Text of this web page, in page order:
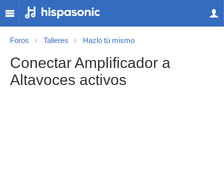
Foros Talleres Hazlo tú mismo
Conectar Amplificador a
Altavoces activos